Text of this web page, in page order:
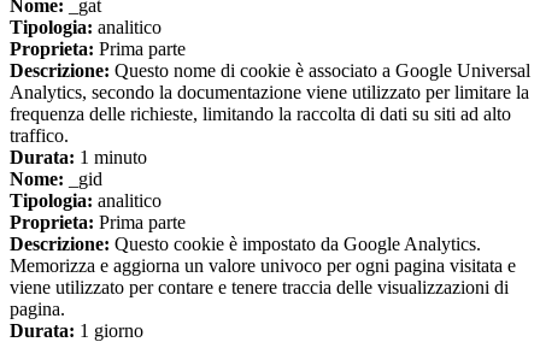
Nome: _gat
Tipologia: analitico
Proprieta: Prima parte
Descrizione: Questo nome di cookie è associato a Google Universal
Analytics, secondo la documentazione viene utilizzato per limitare la
frequenza delle richieste, limitando la raccolta di dati su siti ad alto
traffico.
Durata: 1 minuto
Nome: _gid
Tipologia: analitico
Proprieta: Prima parte
Descrizione: Questo cookie è impostato da Google Analytics.
Memorizza e aggiorna un valore univoco per ogni pagina visitata e
viene utilizzato per contare e tenere traccia delle visualizzazioni di
pagina.
Durata: 1 giorno